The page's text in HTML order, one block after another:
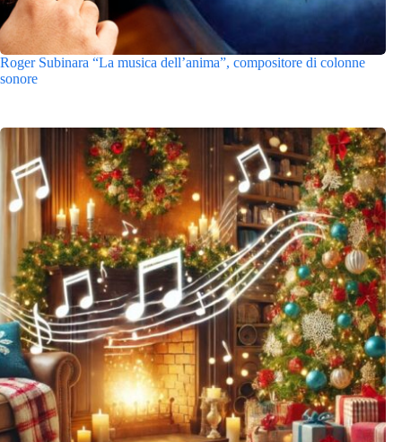
Roger Subinara “La musica dell’anima”, compositore di colonne
sonore